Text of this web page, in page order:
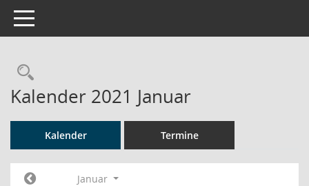
Toggle navigation
Rechercheauswahl
Kalender 2021 Januar
Kalender Termine
Januar